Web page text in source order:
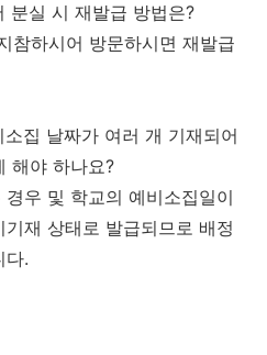
분실 시 재발급 방법은?
참하시어 방문하시면 재발급
집 날짜가 여러 개 기재되어
해야 하나요?
우 및 학교의 예비소집일이
재 상태로 발급되므로 배정
다.